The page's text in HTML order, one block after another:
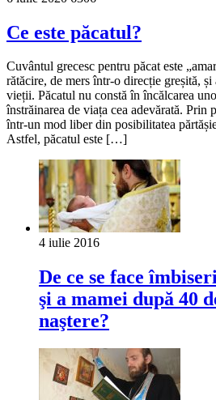
Ce este păcatul?
Cuvântul grecesc pentru păcat este
rătăcire, de mers într-o direcție greșită,
vieții. Păcatul nu constă în încălcarea
înstrăinarea de viața cea adevărată. Prin
într-un mod liber din posibilitatea
Astfel, păcatul este […]
4 iulie 2016
De ce se face
şi a mamei după 40
naştere?